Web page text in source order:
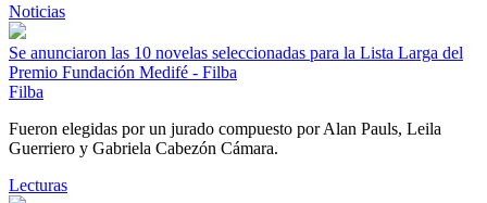
Noticias
Se anunciaron las 10 novelas seleccionadas para la Lista Larga del
Premio Fundación Medifé - Filba
Filba
Fueron elegidas por un jurado compuesto por Alan Pauls, Leila
Guerriero y Gabriela Cabezón Cámara.
Lecturas